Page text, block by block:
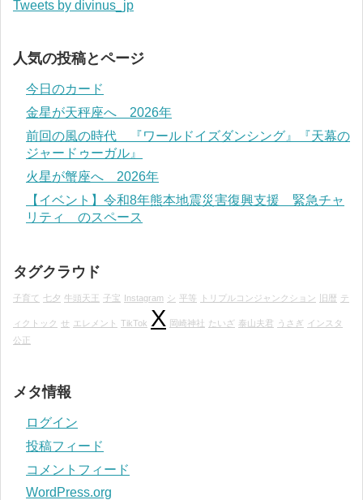
Tweets by divinus_jp
人気の投稿とページ
今日のカード
金星が天秤座へ 2026年
前回の風の時代 『ワールドイズダンシング』『天幕の
ジャードゥーガル』
火星が蟹座へ 2026年
【イベント】令和8年熊本地震災害復興支援 緊急チャ
リティ のスペース
タグクラウド
子育て 七夕 牛頭天王 子宝 Instagram シ 平等 トリプルコンジャンクション 旧暦 テ
ィクトック せ エレメント TikTok X 岡崎神社 たいざ 泰山夫君 うさぎ インスタ
公正
メタ情報
ログイン
投稿フィード
コメントフィード
WordPress.org